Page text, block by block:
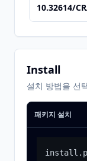
10.32614/
Install
설치 방법을 선
패키지 설치